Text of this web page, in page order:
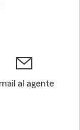
al agente